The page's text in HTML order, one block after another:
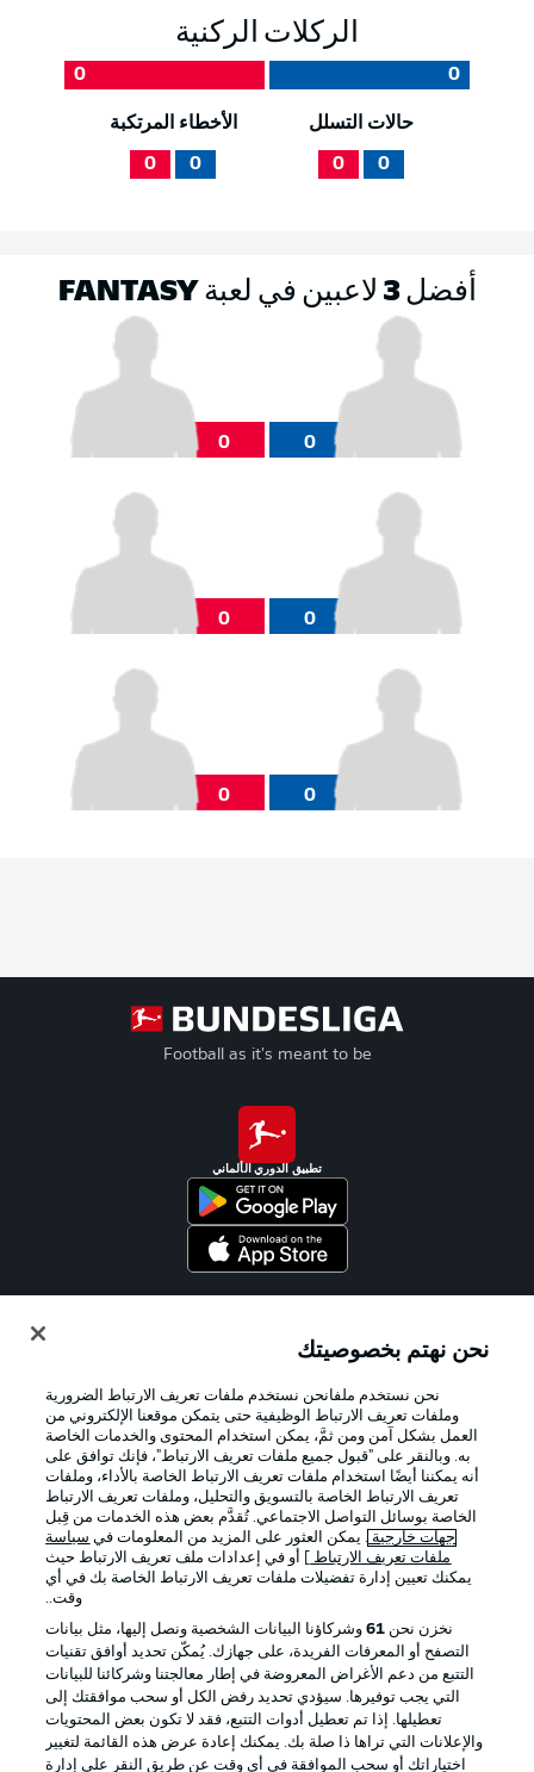
الركلات الركنية
0
0
حالات التسلل
0
0
الأخطاء المرتكبة
0
0
أفضل 3 لاعبين في لعبة FANTASY
0
0
0
0
0
0
Football as it's meant to be
تطبيق الدوري الألماني
الإعلانات الإخطارات القانونية
شروط الاستخدام القنوات الناقلة
الوظائف جهة النشر
تواصل معنا اللاعبون
نحن نهتم بخصوصيتك
نحن نستخدم ملفانحن نستخدم ملفات تعريف الارتباط الضرورية
وملفات تعريف الارتباط الوظيفية حتى يتمكن موقعنا الإلكتروني من
العمل بشكل آمن ومن ثمَّ، يمكن استخدام المحتوى والخدمات الخاصة
به. وبالنقر على "قبول جميع ملفات تعريف الارتباط"، فإنك توافق على
أنه يمكننا أيضًا استخدام ملفات تعريف الارتباط الخاصة بالأداء، وملفات
تعريف الارتباط الخاصة بالتسويق والتحليل، وملفات تعريف الارتباط
الخاصة بوسائل التواصل الاجتماعي. تُقدَّم بعض هذه الخدمات من قِبل
جهات خارجية . يمكن العثور على المزيد من المعلومات في سياسة
ملفات تعريف الارتباط
] أو في إعدادات ملف تعريف الارتباط حيث
يمكنك تعيين إدارة تفضيلات ملفات تعريف الارتباط الخاصة بك في أي
وقت..
نخزن نحن 61وشركاؤنا البيانات الشخصية ونصل إليها، مثل بيانات
التصفح أو المعرفات الفريدة، على جهازك. يُمكّن تحديد أوافق تقنيات
التتبع من دعم الأغراض المعروضة في إطار معالجتنا وشركائنا للبيانات
التي يجب توفيرها. سيؤدي تحديد رفض الكل أو سحب موافقتك إلى
تعطيلها. إذا تم تعطيل أدوات التتبع، فقد لا تكون بعض المحتويات
والإعلانات التي تراها ذا صلة بك. يمكنك إعادة عرض هذه القائمة لتغيير
اختياراتك أو سحب الموافقة في أي وقت عن طريق النقر على إدارة